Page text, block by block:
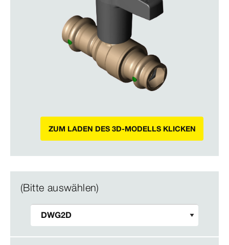
ZUM LADEN DES 3D-MODELLS KLICKEN
(Bitte auswählen)